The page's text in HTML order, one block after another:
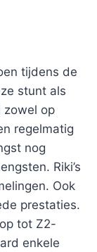
tijdens de
stunt als
zowel op
regelmatig
nog
Riki’s
Ook
prestaties.
tot Z2-
enkele